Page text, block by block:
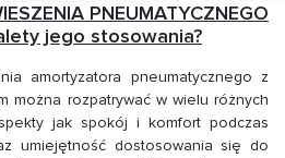
PNEUMATYCZNEGO
jego stosowania?
amortyzatora pneumatycznego z
można rozpatrywać w wielu różnych
jak spokój i komfort podczas
umiejętność dostosowania się do